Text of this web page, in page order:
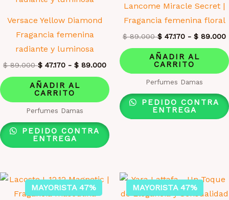
Versace Yellow Diamond
Fragancia femenina
radiante y luminosa
$89.000 $ 47.170 - $ 89.000
AÑADIR AL
CARRITO
Perfumes Damas
PEDIDO CONTRA
ENTREGA
Lancome Miracle Secret |
Fragancia femenina floral
$89.000 $ 47.170 - $ 89.000
AÑADIR AL
CARRITO
Perfumes Damas
PEDIDO CONTRA
ENTREGA
MAYORISTA 47% MAYORISTA 47%